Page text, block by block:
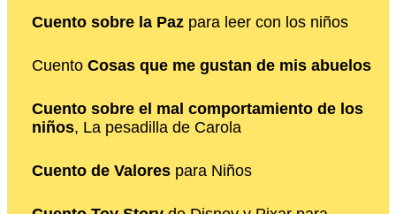
Cuento sobre la Paz para leer con los niños
Cuento Cosas que me gustan de mis abuelos
Cuento sobre el mal comportamiento de los
niños, La pesadilla de Carola
Cuento de Valores para Niños